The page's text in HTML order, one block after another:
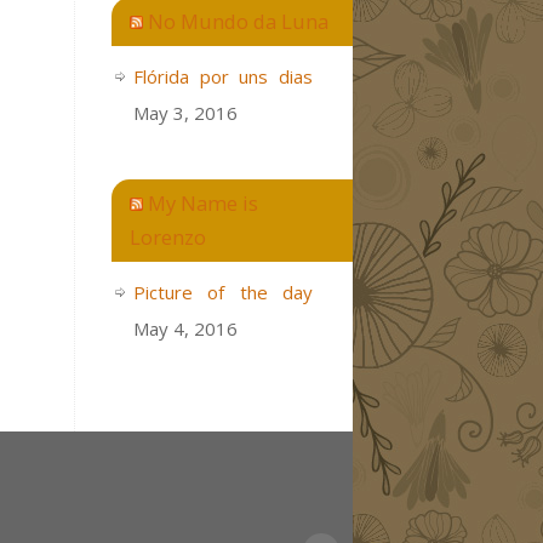
No Mundo da Luna
Flórida por uns dias
May 3, 2016
My Name is
Lorenzo
Picture of the day
May 4, 2016